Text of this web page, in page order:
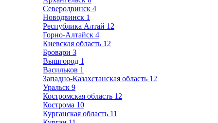
Северодвинск 4
Новодвинск 1
Республика Алтай 12
Горно-Алтайск 4
Киевская область 12
Бровари 3
Вышгород 1
Васильков 1
Западно-Казахстанская область 12
Уральск 9
Костромская область 12
Кострома 10
Курганская область 11